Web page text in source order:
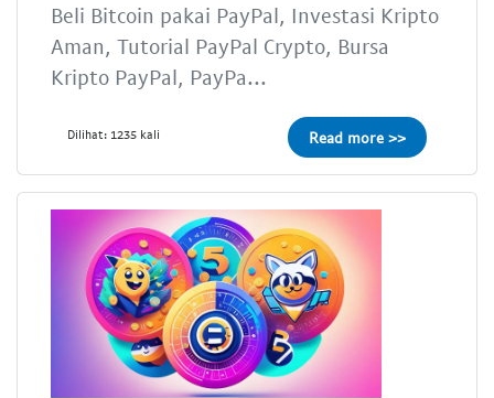
Beli Bitcoin pakai PayPal, Investasi Kripto
Aman, Tutorial PayPal Crypto, Bursa
Kripto PayPal, PayPa...
Dilihat: 1235 kali Read more >>